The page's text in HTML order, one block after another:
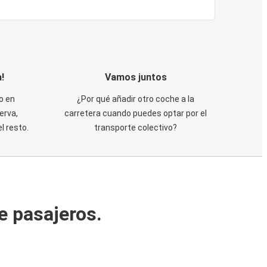
en
resto.
Vamos juntos
¿Por qué añadir otro coche a la
carretera cuando puedes optar por el
transporte colectivo?
pasajeros.